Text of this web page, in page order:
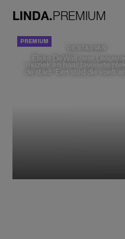
LINDA.PREMIUM
DE STAD VAN
Elske DeWall over
muziek en haar favoriete
de stad: 'Een stad die voelt